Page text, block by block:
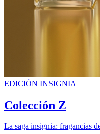
EDICIÓN INSIGNIA
Colección Z
La saga insignia: fragancias